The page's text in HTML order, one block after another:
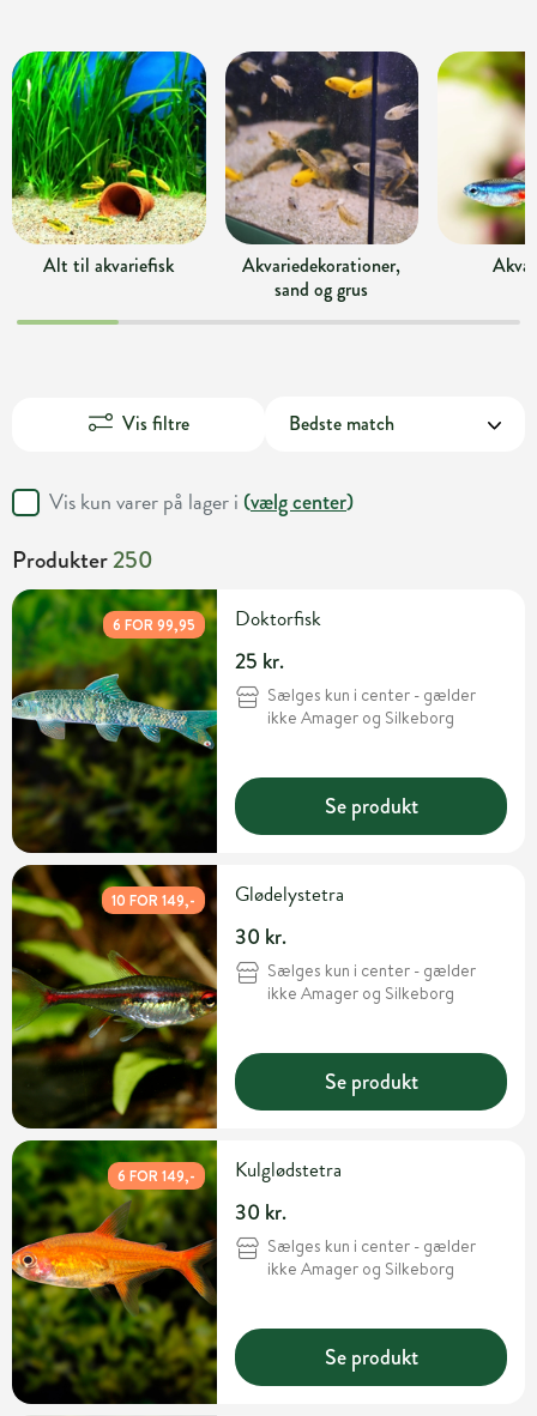
Alt til akvariefisk
Akvariedekorationer,
sand og grus
Vis filtre
Vis kun varer på lager i (vælg center)
Produkter250
6 FOR 99,95 Doktorfisk
25 kr.
Sælges kun i center - gælder
ikke Amager og Silkeborg
Se produkt
10 FOR 149,- Glødelystetra
30 kr.
Sælges kun i center - gælder
ikke Amager og Silkeborg
Se produkt
6 FOR 149,- Kulglødstetra
30 kr.
Sælges kun i center - gælder
ikke Amager og Silkeborg
Se produkt